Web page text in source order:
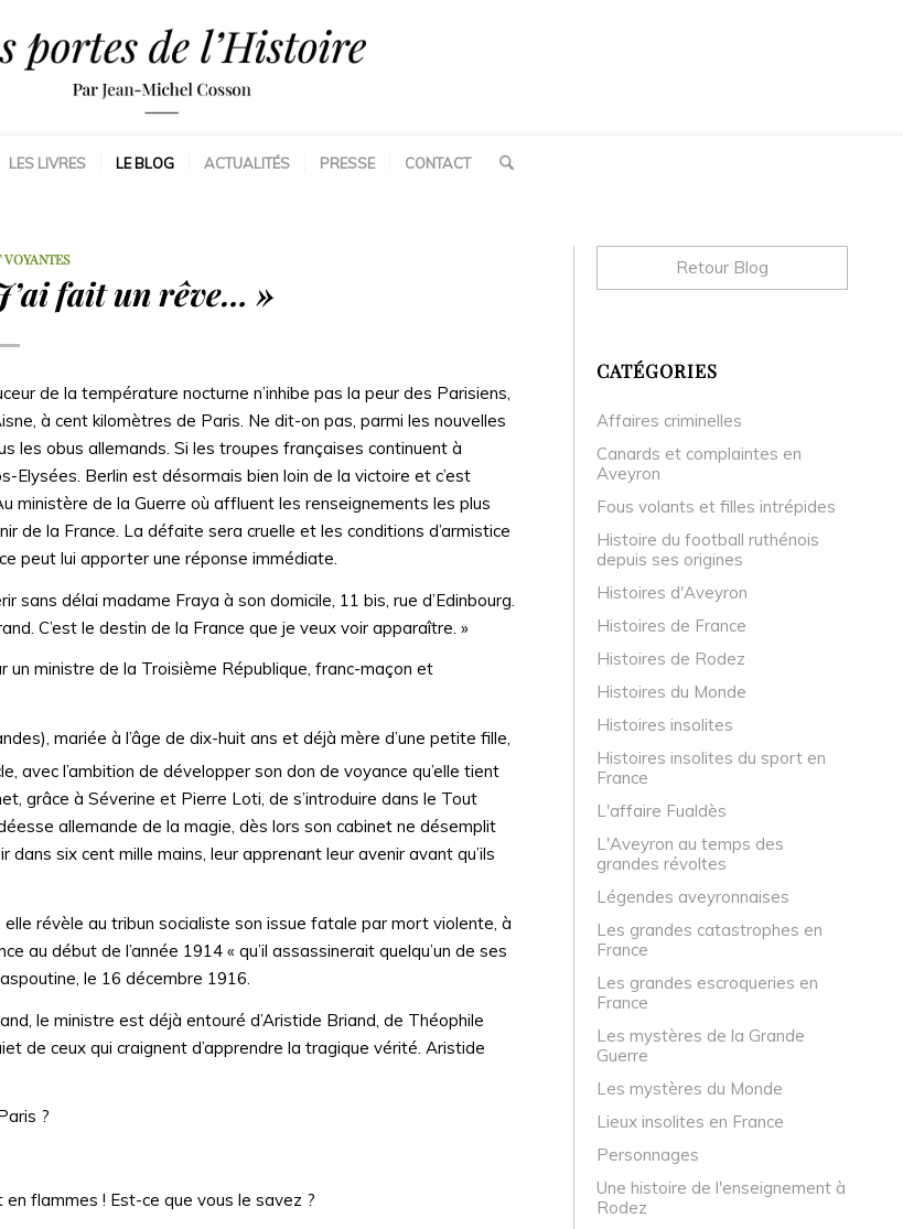
LES LIVRES LE BLOG ACTUALITÉS PRESSE CONTACT
VOYANTES
fait un rêve… »
de la température nocturne n’inhibe pas la peur des Parisiens,
à cent kilomètres de Paris. Ne dit-on pas, parmi les nouvelles
les obus allemands. Si les troupes françaises continuent à
Berlin est désormais bien loin de la victoire et c’est
ministère de la Guerre où affluent les renseignements les plus
de la France. La défaite sera cruelle et les conditions d’armistice
peut lui apporter une réponse immédiate.
délai madame Fraya à son domicile, 11 bis, rue d’Edinbourg.
C’est le destin de la France que je veux voir apparaître. »
ministre de la Troisième République, franc-maçon et
mariée à l’âge de dix-huit ans et déjà mère d’une petite fille,
avec l’ambition de développer son don de voyance qu’elle tient
grâce à Séverine et Pierre Loti, de s’introduire dans le Tout
allemande de la magie, dès lors son cabinet ne désemplit
dans six cent mille mains, leur apprenant leur avenir avant qu’ils
elle révèle au tribun socialiste son issue fatale par mort violente, à
au début de l’année 1914 « qu’il assassinerait quelqu’un de ses
le 16 décembre 1916.
le ministre est déjà entouré d’Aristide Briand, de Théophile
de ceux qui craignent d’apprendre la tragique vérité. Aristide
?
flammes ! Est-ce que vous le savez ?
Retour Blog
CATÉGORIES
Affaires criminelles
Canards et complaintes en
Aveyron
Fous volants et filles intrépides
Histoire du football ruthénois
depuis ses origines
Histoires d'Aveyron
Histoires de France
Histoires de Rodez
Histoires du Monde
Histoires insolites
Histoires insolites du sport en
France
L'affaire Fualdès
L'Aveyron au temps des
grandes révoltes
Légendes aveyronnaises
Les grandes catastrophes en
France
Les grandes escroqueries en
France
Les mystères de la Grande
Guerre
Les mystères du Monde
Lieux insolites en France
Personnages
Une histoire de l'enseignement à
Rodez